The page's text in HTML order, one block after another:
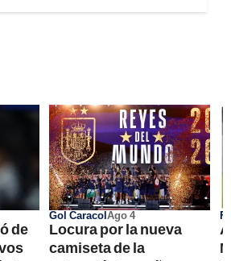
de
Gol CaracolAgo 4
Locura por la nueva
camiseta de la